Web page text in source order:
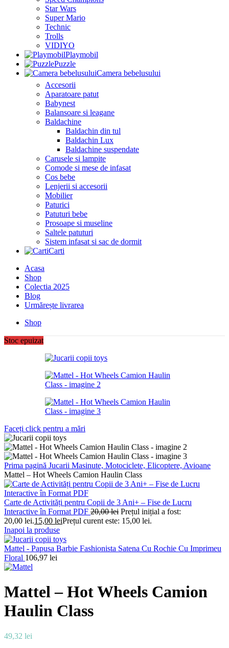
Star Wars
Super Mario
Technic
Trolls
VIDIYO
Playmobil
Puzzle
Camera bebelusului
Accesorii
Aparatoare patut
Babynest
Balansoare si leagane
Baldachine
Baldachin din tul
Baldachin Lux
Baldachine suspendate
Carusele si lampite
Comode si mese de infasat
Cos bebe
Lenjerii si accesorii
Mobilier
Paturici
Patuturi bebe
Prosoape si museline
Saltele patuturi
Sistem infasat si sac de dormit
Carti
Acasa
Shop
Colectia 2025
Blog
Urmărește livrarea
Shop
Stoc epuizat
Faceți click pentru a mări
Prima pagină Jucarii Masinute, Motociclete, Elicoptere, Avioane
Mattel – Hot Wheels Camion Haulin Class
Carte de Activități pentru Copii de 3 Ani+ – Fise de Lucru
Interactive în Format PDF 20,00lei Prețul inițial a fost:
20,00 lei.15,00 leiPrețul curent este: 15,00 lei.
Inapoi la produse
Mattel - Papusa Barbie Fashionista Satena Cu Rochie Cu Imprimeu
Floral 106,97 lei
Mattel – Hot Wheels Camion
Haulin Class
49,32 lei